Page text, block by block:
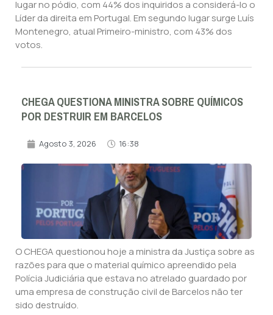
lugar no pódio, com 44% dos inquiridos a considerá-lo o
Líder da direita em Portugal. Em segundo lugar surge Luís
Montenegro, atual Primeiro-ministro, com 43% dos
votos.
CHEGA QUESTIONA MINISTRA SOBRE QUÍMICOS
POR DESTRUIR EM BARCELOS
Agosto 3, 2026 16:38
O CHEGA questionou hoje a ministra da Justiça sobre as
razões para que o material químico apreendido pela
Polícia Judiciária que estava no atrelado guardado por
uma empresa de construção civil de Barcelos não ter
sido destruído.